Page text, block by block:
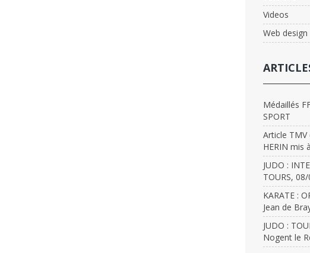
Videos
Web design
Médaillés
SPORT
Article
HERIN mis
JUDO :
TOURS,
KARATE :
Jean de
JUDO :
Nogent le